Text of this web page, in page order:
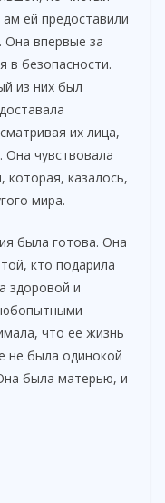
ей предоставили
Она впервые за
в безопасности.
из них был
их лица,
Она чувствовала
казалось,
мира.
была готова. Она
кто подарила
здоровой и
что ее жизнь
не была одинокой
была матерью, и